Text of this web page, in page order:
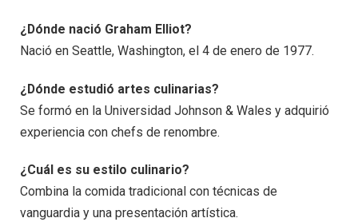
¿Dónde nació Graham Elliot?
Nació en Seattle, Washington, el 4 de enero de 1977.
¿Dónde estudió artes culinarias?
Se formó en la Universidad Johnson & Wales y adquirió
experiencia con chefs de renombre.
¿Cuál es su estilo culinario?
Combina la comida tradicional con técnicas de
vanguardia y una presentación artística.